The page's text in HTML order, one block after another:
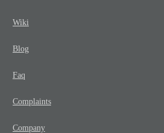
Wiki
Blog
Faq
Complaints
Company